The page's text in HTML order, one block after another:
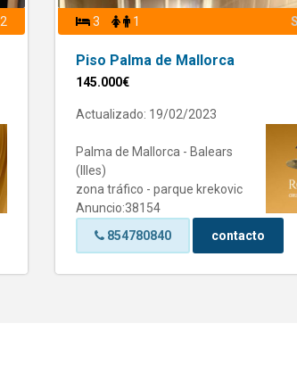
3 1
Piso Palma de Mallorca
145.000€
Actualizado: 19/02/2023
Palma de Mallorca - Balears
(Illes)
zona tráfico - parque krekovic
Anuncio:38154
854780840
contacto